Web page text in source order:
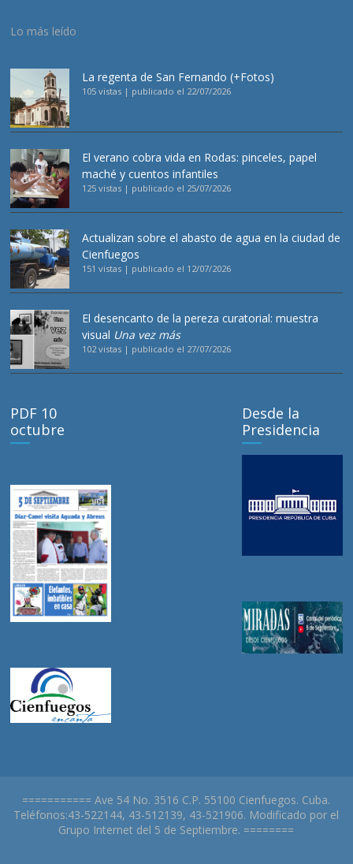
Lo más leído
La regenta de San Fernando (+Fotos)
105 vistas | publicado el 22/07/2026
El verano cobra vida en Rodas: pinceles, papel
maché y cuentos infantiles
125 vistas | publicado el 25/07/2026
Actualizan sobre el abasto de agua en la ciudad de
Cienfuegos
151 vistas | publicado el 12/07/2026
El desencanto de la pereza curatorial: muestra
visual Una vez más
102 vistas | publicado el 27/07/2026
PDF 10
octubre
Desde la
Presidencia
=========== Ave 54 No. 3516 C.P. 55100 Cienfuegos. Cuba.
Teléfonos:43-522144, 43-512139, 43-521906. Modificado por el
Grupo Internet del 5 de Septiembre. ========